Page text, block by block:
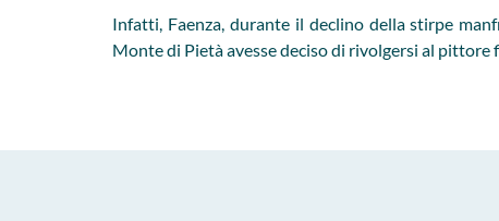
Infatti, Faenza, durante il declino della stirpe
Monte di Pietà avesse deciso di rivolgersi al